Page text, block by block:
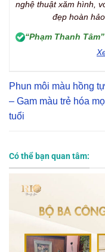
nghệ thuật xăm hình,
đẹp hoàn
“Phạm Thanh
Phun môi màu hồng
– Gam màu trẻ hóa
tuổi
Có thể bạn quan tâm: